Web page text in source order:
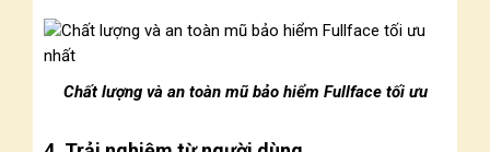
Chất lượng và an toàn mũ bảo hiểm Fullface tối ưu